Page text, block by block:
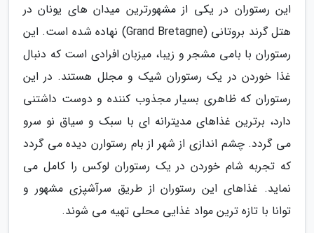
این رستوران در یکی از مشهورترین میدان های یونان در
هتل گرند بروتانی (Grand Bretagne) نهاده شده است. این
رستوران با بامی مشجر و زیبا، میزبان افرادی است که دنبال
غذا خوردن در یک رستوران شیک و مجلل هستند. در این
رستوران که ظاهری بسیار مجذوب کننده و دوست داشتنی
دارد، برترین غذاهای مدیترانه ای با سبک و سیاق نو سرو
می گردد. چشم اندازی از شهر از بام رستوارن دیده می گردد
که تجربه شام خوردن در یک رستوران لوکس را کامل می
نماید. غذاهای این رستوران از طریق سرآشپزی مشهور و
توانا با تازه ترین مواد غذایی محلی تهیه می شوند.